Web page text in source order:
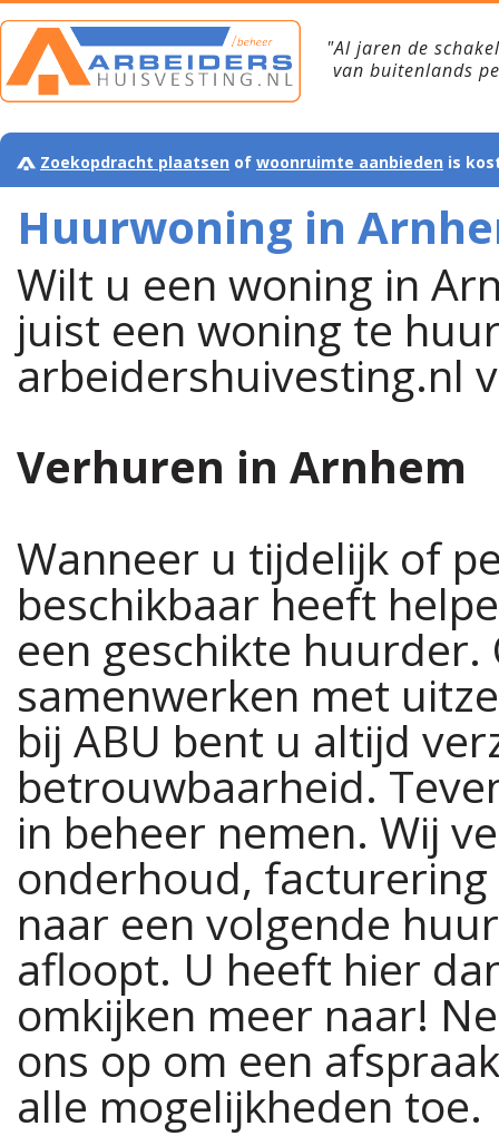
"Al jaren de
van buitenlands
Zoekopdracht plaatsen of woonruimte aanbieden is
Huurwoning in
Wilt u een woning in
juist een woning te
arbeidershuivesting.nl
Verhuren in Arnhem
Wanneer u tijdelijk of
beschikbaar heeft
een geschikte
samenwerken met
bij ABU bent u altijd
betrouwbaarheid.
in beheer nemen. Wij
onderhoud, facturering
naar een volgende
afloopt. U heeft hier
omkijken meer naar!
ons op om een
alle mogelijkheden toe.